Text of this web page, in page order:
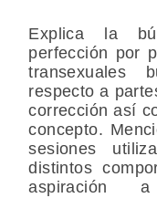
Explica la
perfección por
transexuales
respecto a
corrección así
concepto.
sesiones
distintos
aspiración